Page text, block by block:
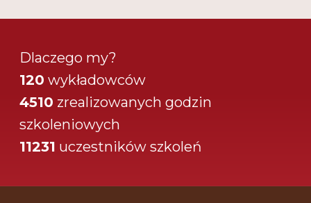
Dlaczego my?
120 wykładowców
4510 zrealizowanych godzin
szkoleniowych
11231 uczestników szkoleń